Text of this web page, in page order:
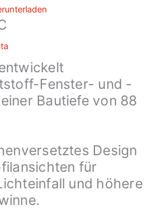
Fenster- und -
Bautiefe von 88
Design
für
und höhere